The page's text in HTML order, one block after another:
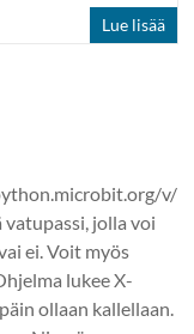
Lue lisää
v/
jolla voi
ei. Voit myös
lukee X-
ollaan kallellaan.